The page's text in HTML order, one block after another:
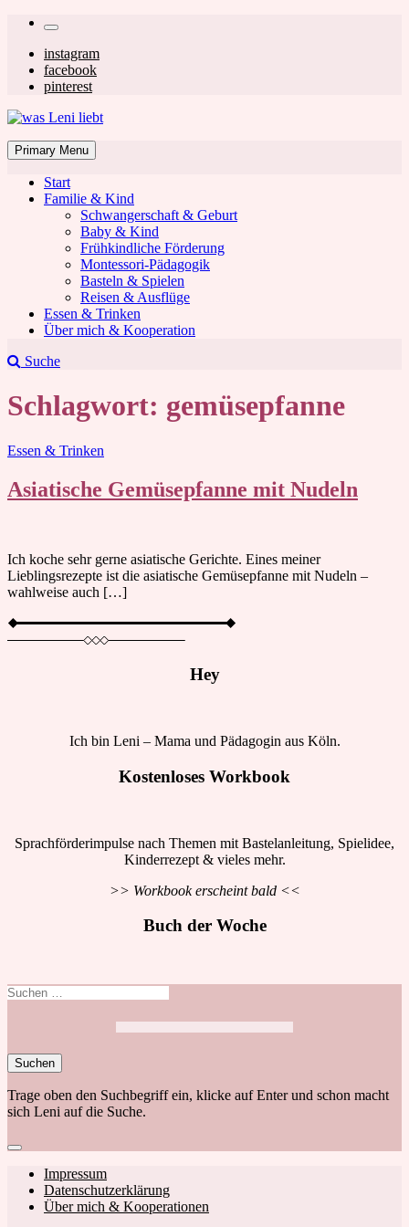
Skip
content
Secondary
left
navigation
Secondary
right
navigation
instagram
facebook
pinterest
was Leni liebt
Mom & Lifestyle Blog
Primary Menu
Start
Familie & Kind
Schwangerschaft & Geburt
Baby & Kind
Frühkindliche Förderung
Montessori-Pädagogik
Basteln & Spielen
Reisen & Ausflüge
Essen & Trinken
Über mich & Kooperation
Suche
Schlagwort: gemüsepfanne
Blog
Essen & Trinken
Asiatische Gemüsepfanne mit Nudeln
Ich koche sehr gerne asiatische Gerichte. Eines meiner
Lieblingsrezepte ist die asiatische Gemüsepfanne mit Nudeln –
wahlweise auch […]
Hey
Ich bin Leni – Mama und Pädagogin aus Köln.
Kostenloses Workbook
Sprachförderimpulse nach Themen mit Bastelanleitung, Spielidee,
Kinderrezept & vieles mehr.
>> Workbook erscheint bald <<
Buch der Woche
Suchen
Trage oben den Suchbegriff ein, klicke auf Enter und schon macht
sich Leni auf die Suche.
Close
search
Footer
navigation
Impressum
Datenschutzerklärung
Über mich & Kooperationen